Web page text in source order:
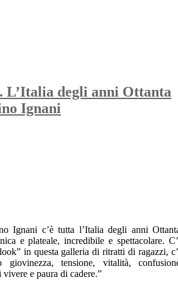
L’Italia degli anni Ottanta
Ignani
Ignani c’è tutta l’Italia degli anni
e plateale, incredibile e spettacolare.
in questa galleria di ritratti di ragazzi,
giovinezza, tensione, vitalità,
e paura di cadere.”